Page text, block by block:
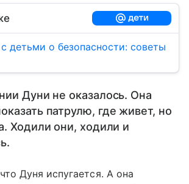
детьми о безопасности: советы
Дуни не оказалось. Она
патрулю, где живет, но
Ходили они, ходили и
Дуня испугается. А она